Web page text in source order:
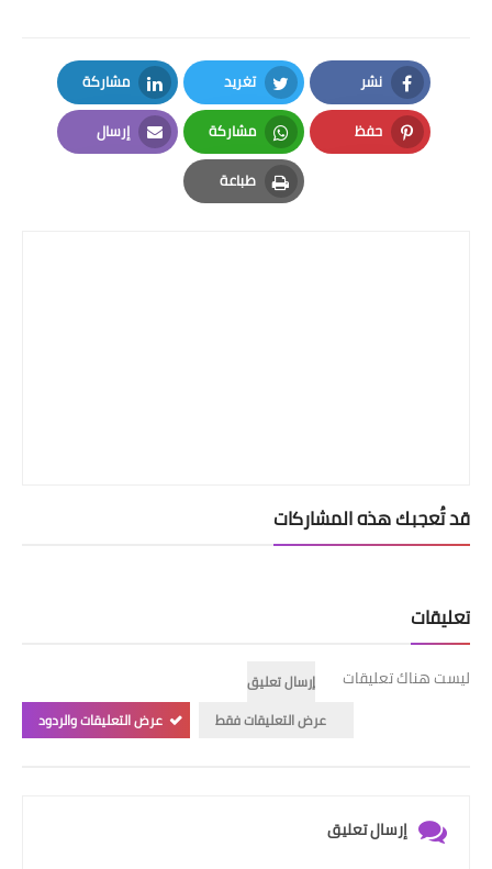
نشر
Facebook
تغريد
Twitter
مشاركة
LinkedIn
حفظ
Pinterest
مشاركة
Whatsapp
إرسال
Email
طباعة
Print
قد تُعجبك هذه المشاركات
تعليقات
ليست هناك تعليقات
إرسال تعليق
عرض التعليقات فقط
عرض التعليقات والردود
إرسال تعليق